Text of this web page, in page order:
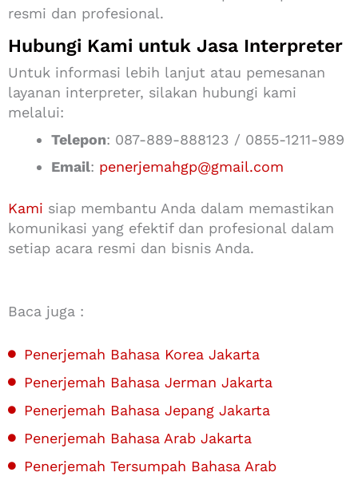
resmi dan profesional.
Hubungi Kami untuk Jasa Interpreter
Untuk informasi lebih lanjut atau pemesanan
layanan interpreter, silakan hubungi kami
melalui:
Telepon: 087-889-888123 / 0855-1211-989
Email: penerjemahgp@gmail.com
Kami siap membantu Anda dalam memastikan
komunikasi yang efektif dan profesional dalam
setiap acara resmi dan bisnis Anda.
Baca juga :
Penerjemah Bahasa Korea Jakarta
Penerjemah Bahasa Jerman Jakarta
Penerjemah Bahasa Jepang Jakarta
Penerjemah Bahasa Arab Jakarta
Penerjemah Tersumpah Bahasa Arab